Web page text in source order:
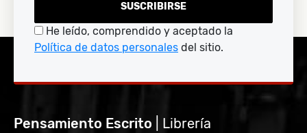
SUSCRIBIRSE
He leído, comprendido y aceptado la
Política de datos personales del sitio.
Pensamiento Escrito | Librería